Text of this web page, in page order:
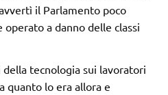
il Parlamento poco
a danno delle classi
tecnologia sui lavoratori
quanto lo era allora e